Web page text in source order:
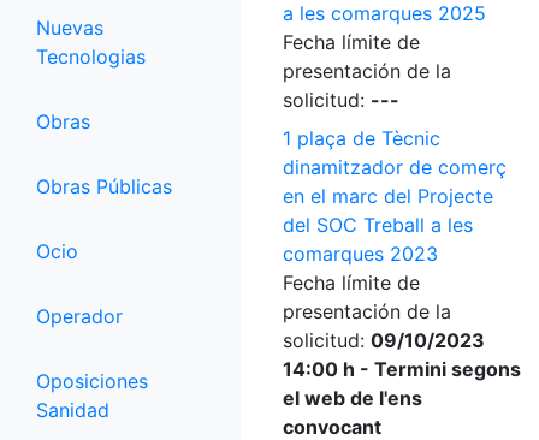
Nuevas
Tecnologias
Obras
Obras Públicas
Ocio
Operador
Oposiciones
Sanidad
a les comarques 2025
Fecha límite de
presentación de la
solicitud: ---
1 plaça de Tècnic
dinamitzador de comerç
en el marc del Projecte
del SOC Treball a les
comarques 2023
Fecha límite de
presentación de la
solicitud: 09/10/2023
14:00 h - Termini segons
el web de l'ens
convocant